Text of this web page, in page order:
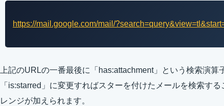
https://mail.google.com/mail/
上記のURLの一番最後に「has:attachment」という検索演
「is:starred」に変更すればスターを付けたメールを検索す
レンジが加えられます。